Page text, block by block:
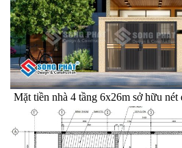
Mặt tiền nhà 4 tầng 6x26m sở hữu nét